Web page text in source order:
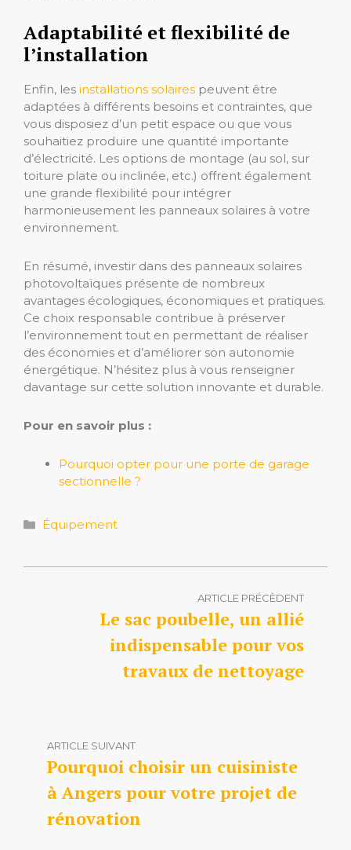
Adaptabilité et flexibilité de
l’installation
Enfin, les installations solaires peuvent être
adaptées à différents besoins et contraintes, que
vous disposiez d’un petit espace ou que vous
souhaitiez produire une quantité importante
d’électricité. Les options de montage (au sol, sur
toiture plate ou inclinée, etc.) offrent également
une grande flexibilité pour intégrer
harmonieusement les panneaux solaires à votre
environnement.
En résumé, investir dans des panneaux solaires
photovoltaïques présente de nombreux
avantages écologiques, économiques et pratiques.
Ce choix responsable contribue à préserver
l’environnement tout en permettant de réaliser
des économies et d’améliorer son autonomie
énergétique. N’hésitez plus à vous renseigner
davantage sur cette solution innovante et durable.
Pour en savoir plus :
Pourquoi opter pour une porte de garage
sectionnelle ?
Catégories
Équipement
ARTICLE PRÉCÈDENT
Le sac poubelle, un allié
indispensable pour vos
travaux de nettoyage
ARTICLE SUIVANT
Pourquoi choisir un cuisiniste
à Angers pour votre projet de
rénovation